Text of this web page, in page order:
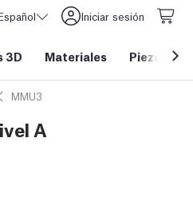
Iniciar sesión
3D Materiales Piezas y
MMU3
A